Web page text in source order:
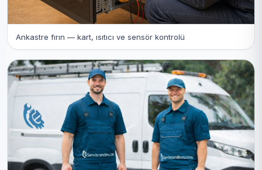
Ankastre fırın — kart, ısıtıcı ve sensör kontrolü